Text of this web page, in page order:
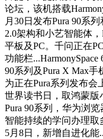
论坛，该机搭载
月30日发布Pura 90系
2.0架构和小艺智能体
平板及PC。千问正在
功能栏
90系列及Pura X Max
为正在Pura系列发布会
世界读书日，取鸿蒙
Pura 90系列，华为浏
智能持续的学问办理取
5月8日，新增自进化能